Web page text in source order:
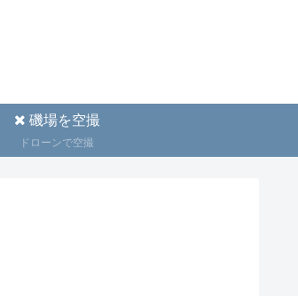
磯場を空撮
ドローンで空撮